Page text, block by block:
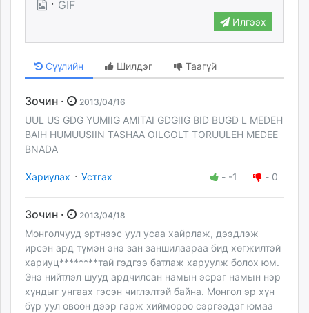
· GIF
Илгээх
Сүүлийн Шилдэг Таагүй
Зочин · 2013/04/16
UUL US GDG YUMIIG AMITAI GDGIIG BID BUGD L MEDEH
BAIH HUMUUSIIN TASHAA OILGOLT TORUULEH MEDEE
BNADA
Хариулах · Устгах - -1 - 0
Зочин · 2013/04/18
Монголчууд эртнээс уул усаа хайрлаж, дээдлэж
ирсэн ард түмэн энэ зан заншилаараа бид хөгжилтэй
хариуц********тай гэдгээ батлаж харуулж болох юм.
Энэ нийтлэл шууд ардчилсан намын эсрэг намын нэр
хүндыг унгаах гэсэн чиглэлтэй байна. Монгол эр хүн
бүр уул овоон дээр гарж хиймороо сэргээдэг юмаа